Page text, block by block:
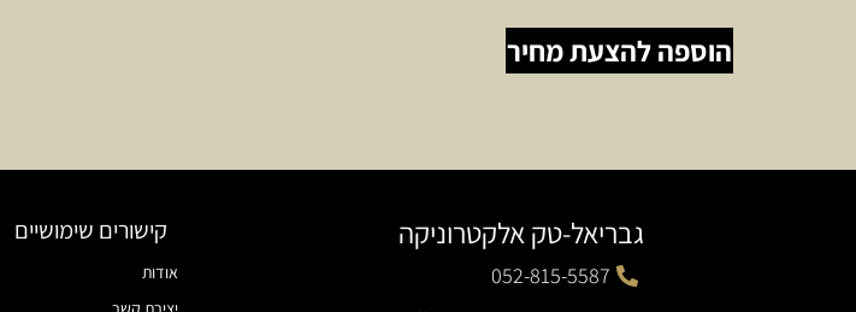
הוספה להצעת מחיר
גבריאל-טק אלקטרוניקה
052-815-5587
קישורים שימושיים
אודות